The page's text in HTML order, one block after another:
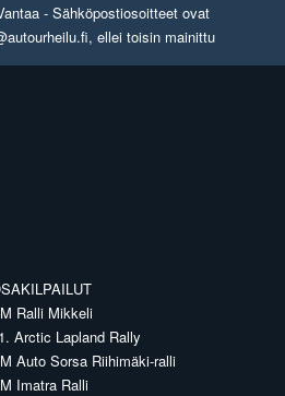
- Sähköpostiosoitteet ovat
ellei toisin mainittu
Ralli Mikkeli
Arctic Lapland Rally
Auto Sorsa Riihimäki-ralli
Imatra Ralli